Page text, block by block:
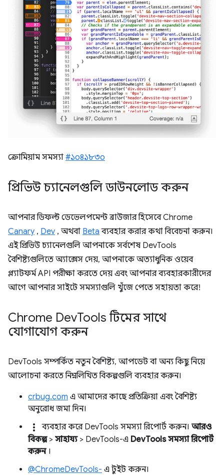
ক্রোমিয়াম সমস্যা #১০৪১৮৩০
প্রিভিউ চ্যানেলগুলি ডাউনলোড করুন
আপনার ডিফল্ট ডেভেলপমেন্ট ব্রাউজার হিসেবে Chrome
Canary , Dev , অথবা Beta ব্যবহার করার কথা বিবেচনা করুন।
এই প্রিভিউ চ্যানেলগুলি আপনাকে সর্বশেষ DevTools
বৈশিষ্ট্যগুলিতে অ্যাক্সেস দেয়, আপনাকে অত্যাধুনিক ওয়েব
প্ল্যাটফর্ম API পরীক্ষা করতে দেয় এবং আপনার ব্যবহারকারীদের
আগে আপনার সাইটে সমস্যাগুলি খুঁজে পেতে সহায়তা করে!
Chrome DevTools টিমের সাথে
যোগাযোগ করুন
DevTools সম্পর্কিত নতুন বৈশিষ্ট্য, আপডেট বা অন্য কিছু নিয়ে
আলোচনা করতে নিম্নলিখিত বিকল্পগুলি ব্যবহার করুন।
crbug.com এ আমাদের কাছে প্রতিক্রিয়া এবং বৈশিষ্ট্য
অনুরোধ জমা দিন।
more_vert ব্যবহার করে DevTools সমস্যা রিপোর্ট করুন। আরও
বিকল্প> সাহায্য> DevTools-এ DevTools সমস্যা রিপোর্ট
করুন।
@ChromeDevTools- এ টুইট করুন।